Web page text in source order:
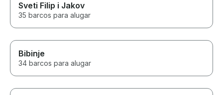
Sveti Filip i Jakov
35 barcos para alugar
Bibinje
34 barcos para alugar